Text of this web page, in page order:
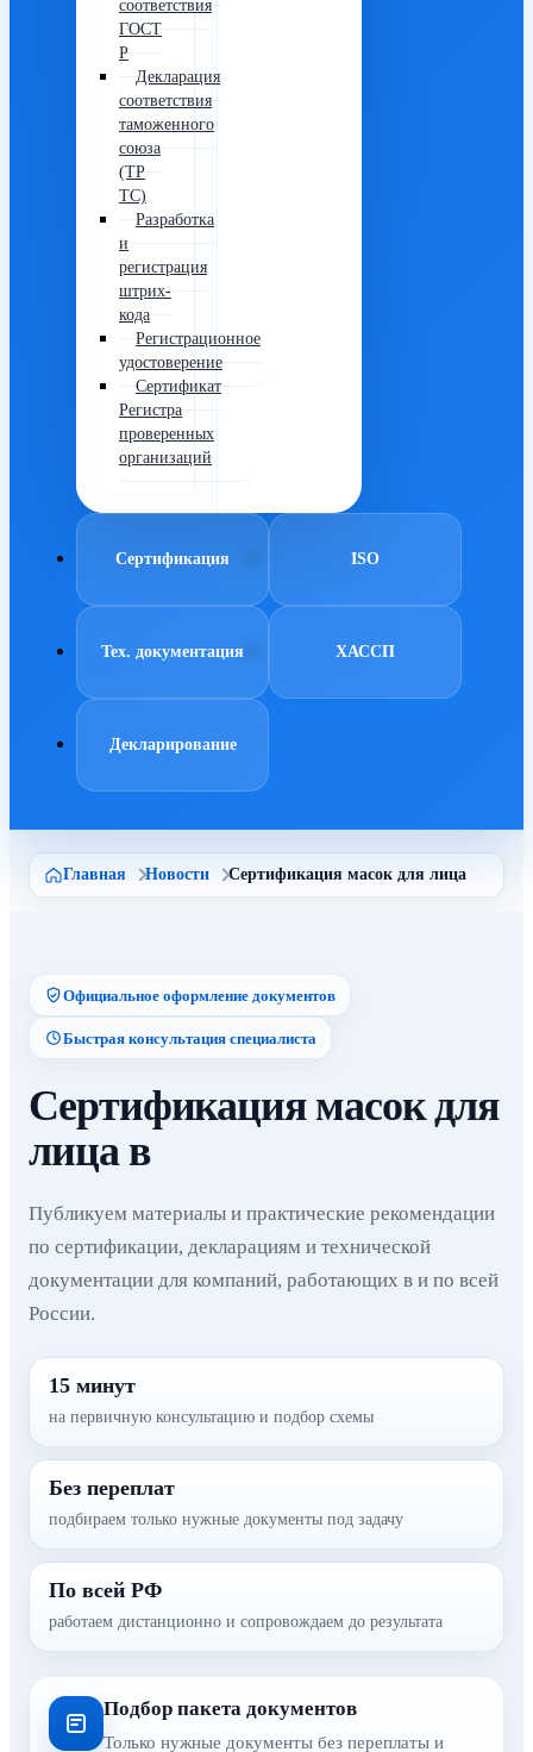
соответствия
ГОСТ
Р
Декларация
соответствия
таможенного
союза
(ТР
ТС)
Разработка
и
регистрация
штрих-
кода
Регистрационное
удостоверение
Сертификат
Регистра
проверенных
организаций
Сертификация ISO
Тех. документация ХАССП
Декларирование
Главная Новости Сертификация масок для лица
Официальное оформление документов
Быстрая консультация специалиста
Сертификация масок для
лица в
Публикуем материалы и практические рекомендации
по сертификации, декларациям и технической
документации для компаний, работающих в и по всей
России.
15 минут
на первичную консультацию и подбор схемы
Без переплат
подбираем только нужные документы под задачу
По всей РФ
работаем дистанционно и сопровождаем до результата
Подбор пакета документов
Только нужные документы без переплаты и